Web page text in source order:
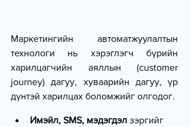
Маркетингийн автоматжуулалтын
технологи нь хэрэглэгч бүрийн
харилцагчийн аяллын (customer
journey) дагуу, хуваарийн дагуу, үр
дүнтэй харилцах боломжийг олгодог.
Имэйл, SMS, мэдэгдэл зэргийг